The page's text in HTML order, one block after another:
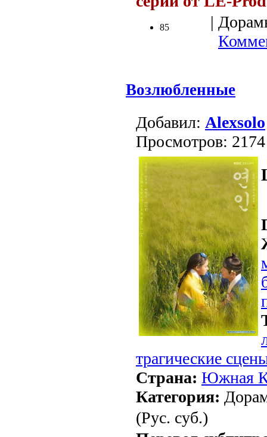
85
|
Возлюбленные
Добавил: Alexsolo
Просмотров: 2174
трагические
Страна: Южная
Категория:
(Рус. суб.)